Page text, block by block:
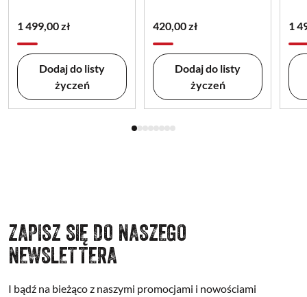
1 499,00 zł
Dodaj do listy
życzeń
420,00 zł
Dodaj do listy
życzeń
1
ZAPISZ SIĘ DO NASZEGO
NEWSLETTERA
I bądź na bieżąco z naszymi promocjami i nowościami